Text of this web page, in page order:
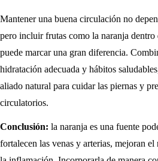
Mantener una buena circulación no
pero incluir frutas como la naranja dentro
puede marcar una gran diferencia.
hidratación adecuada y hábitos
aliado natural para cuidar las piernas y
circulatorios.
Conclusión: la naranja es una fuente
fortalecen las venas y arterias, mejoran